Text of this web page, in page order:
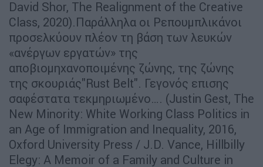
David Shor, The Realignment of the Creative
Class, 2020).Παράλληλα οι Ρεπουμπλικάνοι
προσελκύουν πλέον τη βάση των λευκών
«ανέργων εργατών» της
αποβιομηχανοποιμένης ζώνης, της ζώνης
της σκουριάς"Rust Belt". Γεγονός επισης
σαφέστατα τεκμηριωμένο…. (Justin Gest, The
New Minority: White Working Class Politics in
an Age of Immigration and Inequality, 2016,
Oxford University Press / J.D. Vance, Hillbilly
Elegy: A Memoir of a Family and Culture in